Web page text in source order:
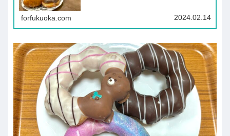
forfukuoka.com 2024.02.14